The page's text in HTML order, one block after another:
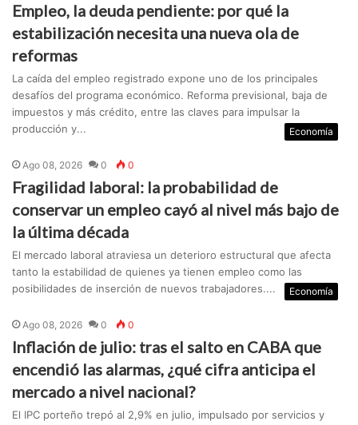
Empleo, la deuda pendiente: por qué la
estabilización necesita una nueva ola de
reformas
La caída del empleo registrado expone uno de los principales
desafíos del programa económico. Reforma previsional, baja de
impuestos y más crédito, entre las claves para impulsar la
producción y...
Economía
Ago 08, 2026 0 0
Fragilidad laboral: la probabilidad de
conservar un empleo cayó al nivel más bajo de
la última década
El mercado laboral atraviesa un deterioro estructural que afecta
tanto la estabilidad de quienes ya tienen empleo como las
posibilidades de inserción de nuevos trabajadores....
Economía
Ago 08, 2026 0 0
Inflación de julio: tras el salto en CABA que
encendió las alarmas, ¿qué cifra anticipa el
mercado a nivel nacional?
El IPC porteño trepó al 2,9% en julio, impulsado por servicios y